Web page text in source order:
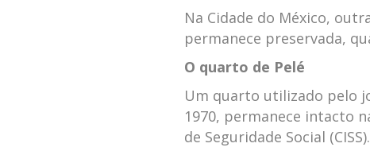
Na Cidade do México,
permanece preservada,
O quarto de Pelé
Um quarto utilizado pelo
1970, permanece intacto
de Seguridade Social (CISS).